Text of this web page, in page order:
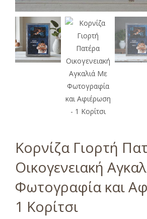
Κορνίζα Γιορτή
Οικογενειακή
Φωτογραφία και
1 Κορίτσι